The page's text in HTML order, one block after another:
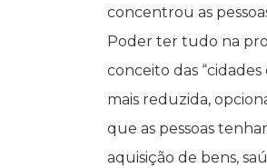
concentrou as
Poder ter tudo na
conceito das
mais reduzida,
que as pessoas
aquisição de bens,